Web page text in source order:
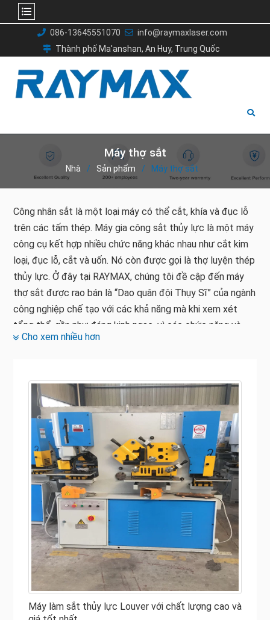
dung
086-13645551070
info@raymaxlaser.com
Thành phố Ma'anshan, An Huy, Trung Quốc
Máy thợ sắt
Nhà Sản phẩm Máy thợ sắt
Công nhân sắt là một loại máy có thể cắt, khía và đục lỗ
trên các tấm thép. Máy gia công sắt thủy lực là một máy
công cụ kết hợp nhiều chức năng khác nhau như cắt kim
loại, đục lỗ, cắt và uốn. Nó còn được gọi là thợ luyện thép
thủy lực. Ở đây tại RAYMAX, chúng tôi đề cập đến máy
thợ sắt được rao bán là “Dao quân đội Thụy Sĩ” của ngành
công nghiệp chế tạo với các khả năng mà khi xem xét
tổng thể, gần như đáng kinh ngạc, vì các chức năng và
khả năng khác nhau vẫn tiếp tục được đục lỗ. Máy gia
loạt các phụ kiện có sẵn để chế tạo thanh và cổ phiếu
vuông, kim loại tấm và ống.
Máy gia công sắt được chia thành hai loại: máy ủi thủy lực
và máy ủi cơ khí. Vì máy gia công sắt thủy lực có thể
được sử dụng cho một số hoạt động khác nhau, đó là
một cách khôn ngoan và hiệu quả để tiết kiệm cả thời
gian và tiền bạc. Vì là một loại máy đa năng với nhiều mục
đích sử dụng khác nhau nên máy gia công sắt thủy lực có
thể được tìm thấy trong các cửa hàng chế tạo, sản xuất
và bảo trì cũng như các trường thương mại.
Là 5 nhà sản xuất đồ sắt hàng đầu tại Trung Quốc, máy
gia công sắt thủy lực của RAYMAX dẫn đầu ngành cả về
hiệu suất và chất lượng xây dựng. Máy công nhân sắt của
Cho xem nhiều hơn
Máy làm sắt thủy lực Louver với chất lượng cao và